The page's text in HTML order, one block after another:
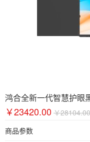
鸿合全新一代智慧护眼
￥23420.00 ￥28104.00
商品参数